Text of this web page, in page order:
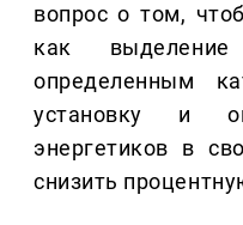
вопрос о том,
как
определенным
установку и
энергетиков в
снизить